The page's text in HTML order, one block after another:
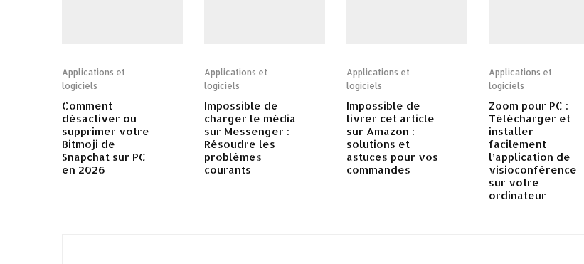
Applications et
logiciels
Comment
désactiver ou
supprimer votre
Bitmoji de
Snapchat sur PC
en 2026
Applications et
logiciels
Impossible de
charger le média
sur Messenger :
Résoudre les
problèmes
courants
Applications et
logiciels
Impossible de
livrer cet article
sur Amazon :
solutions et
astuces pour vos
commandes
Applications et
logiciels
Zoom pour PC :
Télécharger et
installer
facilement
l’application de
visioconférence
sur votre
ordinateur